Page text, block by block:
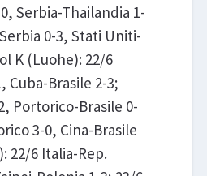
Serbia-Thailandia 1-
0-3, Stati Uniti-
K (Luohe): 22/6
Cuba-Brasile 2-3;
Portorico-Brasile 0-
3-0, Cina-Brasile
22/6 Italia-Rep.